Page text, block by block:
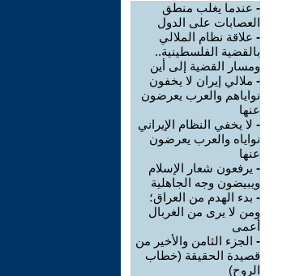
- عندما يغلب منطق
العصابات على الدول
- علاقة نظام الملالي
بالقضية الفلسطينية..
ومسار القضية إلى أين
- ملالي إيران لا يخفون
نواياهم والعرب يعرضون
عنها
- لا يخفي النظام الإيراني
نواياه والعرب يعرضون
عنها
- يرفعون شعار الإسلام
ويبيضون وجه الجاهلية
- بدء الهدم من العراق؛
ومن لا يرى من الغربال
أعمى
- الجزء الثامن والأخير من
قصيدة الحقيقة (خطاب
الروح)